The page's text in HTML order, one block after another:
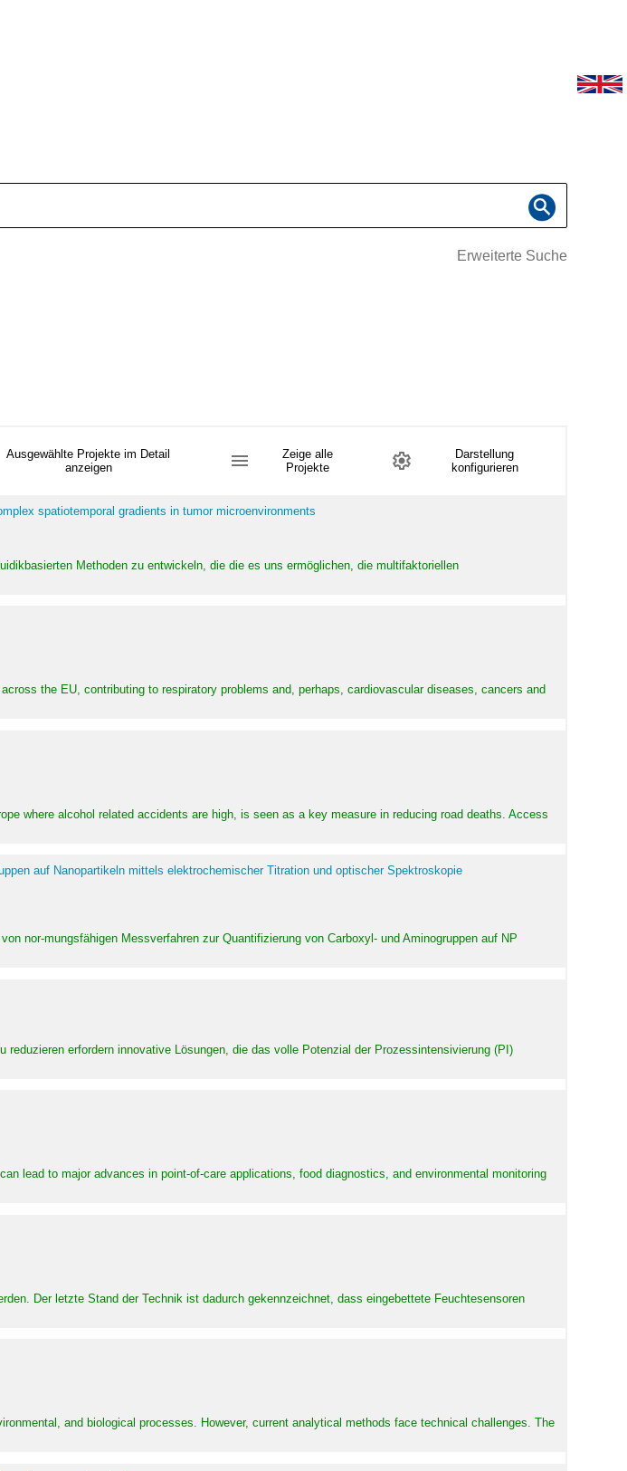
Erweiterte Suche
Ausgewählte Projekte im Detail
anzeigen
Zeige alle
Projekte
Darstellung
konfigurieren
spatiotemporal gradients in tumor microenvironments
Methoden zu entwickeln, die die es uns ermöglichen, die multifaktoriellen
the EU, contributing to respiratory problems and, perhaps, cardiovascular diseases, cancers and
where alcohol related accidents are high, is seen as a key measure in reducing road deaths. Access
auf Nanopartikeln mittels elektrochemischer Titration und optischer Spektroskopie
nor-mungsfähigen Messverfahren zur Quantifizierung von Carboxyl- und Aminogruppen auf NP
erfordern innovative Lösungen, die das volle Potenzial der Prozessintensivierung (PI)
lead to major advances in point-of-care applications, food diagnostics, and environmental monitoring
Der letzte Stand der Technik ist dadurch gekennzeichnet, dass eingebettete Feuchtesensoren
and biological processes. However, current analytical methods face technical challenges. The